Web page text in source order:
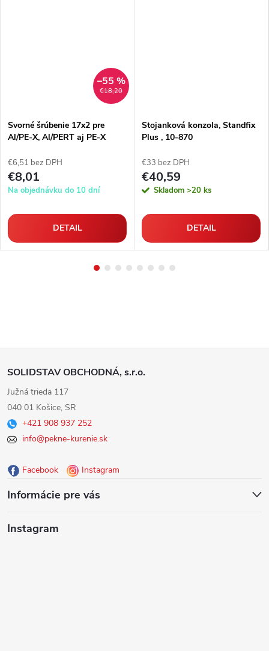
€18,20
–55 %
Svorné šrúbenie 17x2 pre
Al/PE-X, Al/PERT aj PE-X
€6,51 bez DPH
€8,01
Na objednávku do 10 dní
DETAIL
Stojanková konzola, Standfix
Plus , 10-870
€33 bez DPH
€40,59
Skladom >20 ks
DETAIL
Z
á
p
ä
e
SOLIDSTAV OBCHODNÁ, s.r.o.
Južná trieda 117
040 01 Košice, SR
+421 908 937 252
info@pekne-kurenie.sk
Facebook Instagram
Informácie pre vás
Instagram